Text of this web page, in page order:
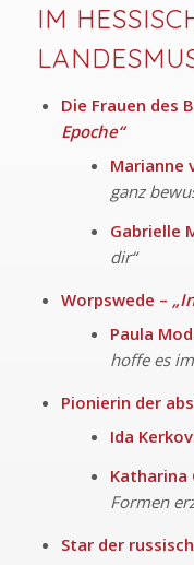
IM
Die Frauen des
Epoche“
Marianne
ganz
Gabrielle
dir“
Worpswede –
Paula
hoffe es
Pionierin der
Ida
Katharina
Formen
Star der